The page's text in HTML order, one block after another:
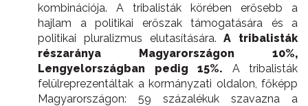
kombinációja. A tribalisták körében erősebb a
hajlam a politikai erőszak támogatására és a
politikai pluralizmus elutasítására.A tribalisták
részaránya Magyarországon 10%,
Lengyelországban pedig 15%. A tribalisták
felülreprezentáltak a kormányzati oldalon, főképp
Magyarországon: 59 százalékuk szavazna a